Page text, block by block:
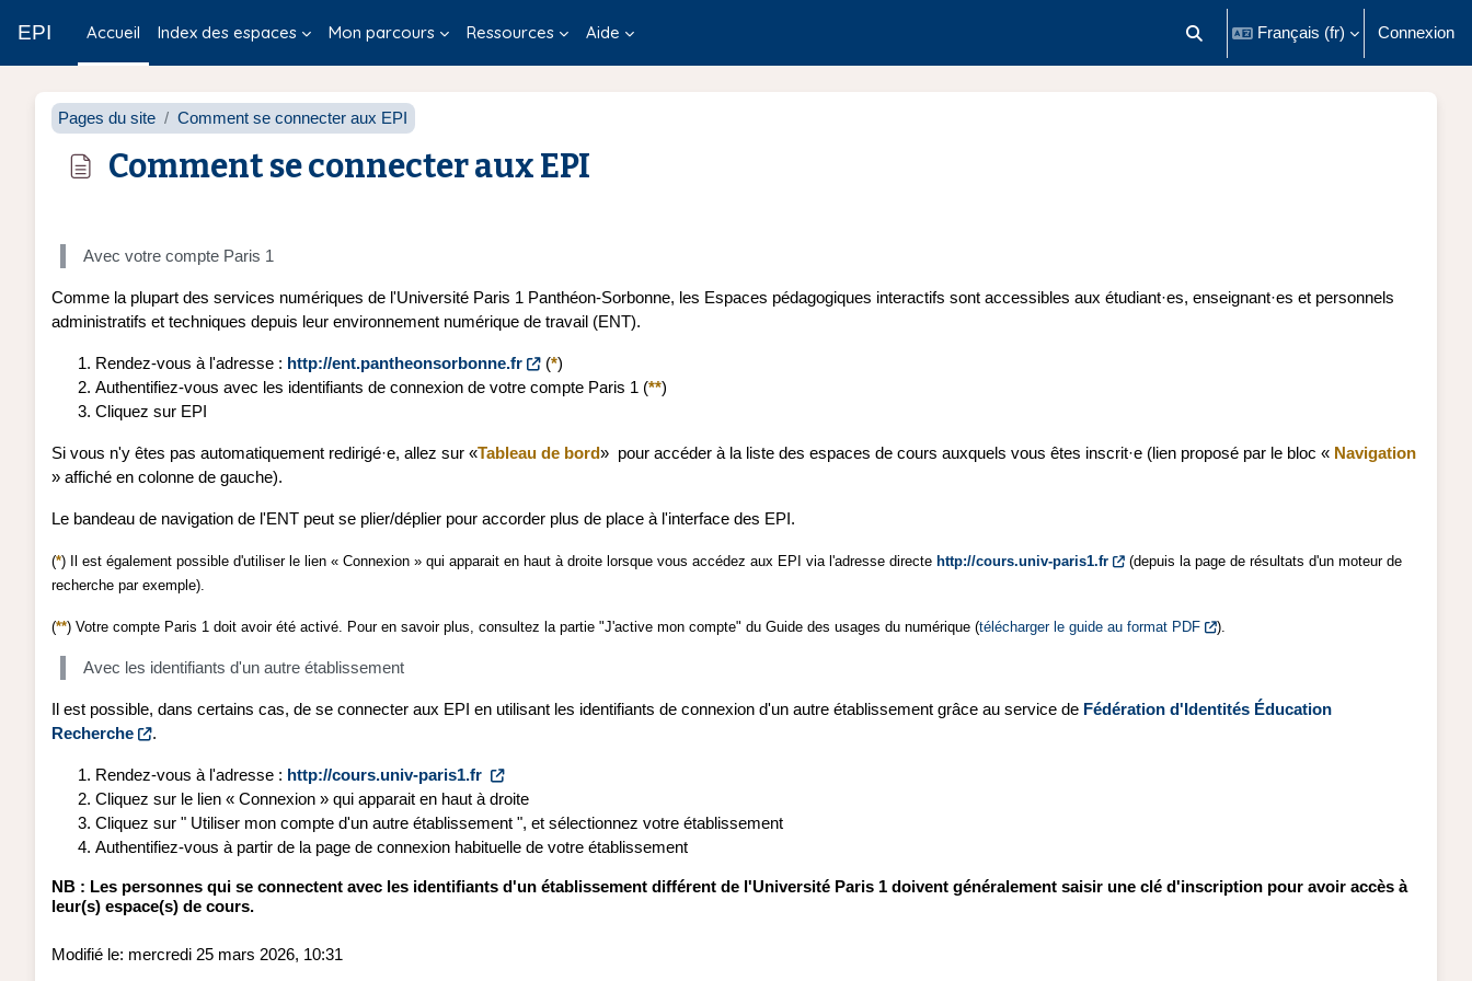
EPI Accueil Index des espaces Mon parcours Ressources Aide Activer/désactiver la saisie de
Français ‎(fr)‎ Connexion
Pages du site Comment se connecter aux EPI
Comment se connecter aux EPI
Avec votre compte Paris 1
Comme la plupart des services numériques de l'Université Paris 1 Panthéon-Sorbonne, les Espaces pédagogiques interactifs sont accessibles aux étudiant·es, enseignant·es et personnels
administratifs et techniques depuis leur environnement numérique de travail (ENT).
Rendez-vous à l'adresse : http://ent.pantheonsorbonne.fr (*)
Authentifiez-vous avec les identifiants de connexion de votre compte Paris 1 (**)
Cliquez sur EPI
Si vous n'y êtes pas automatiquement redirigé·e, allez sur «Tableau de bord» pour accéder à la liste des espaces de cours auxquels vous êtes inscrit·e (lien proposé par le bloc « Navigation
» affiché en colonne de gauche).
Le bandeau de navigation de l'ENT peut se plier/déplier pour accorder plus de place à l'interface des EPI.
(*) Il est également possible d'utiliser le lien « Connexion » qui apparait en haut à droite lorsque vous accédez aux EPI via l'adresse directe http://cours.univ-paris1.fr
(depuis la page de résultats d'un moteur de
recherche par exemple).
(**) Votre compte Paris 1 doit avoir été activé. Pour en savoir plus, consultez la partie "J'active mon compte" du Guide des usages du numérique (télécharger le guide au format PDF ).
Avec les identifiants d'un autre établissement
Il est possible, dans certains cas, de se connecter aux EPI en utilisant les identifiants de connexion d'un autre établissement grâce au service de Fédération d'Identités Éducation
Recherche
.
Rendez-vous à l'adresse : http://cours.univ-paris1.fr
Cliquez sur le lien « Connexion » qui apparait en haut à droite
Cliquez sur " Utiliser mon compte d'un autre établissement ", et sélectionnez votre établissement
Authentifiez-vous à partir de la page de connexion habituelle de votre établissement
NB : Les personnes qui se connectent avec les identifiants d'un établissement différent de l'Université Paris 1 doivent généralement saisir une clé d'inscription pour avoir accès à
leur(s) espace(s) de cours.
Modifié le: mercredi 25 mars 2026, 10:31